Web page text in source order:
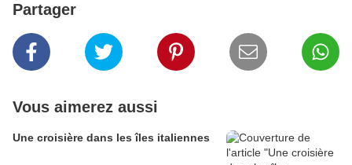
Partager
Vous aimerez aussi
Une croisière dans les îles italiennes